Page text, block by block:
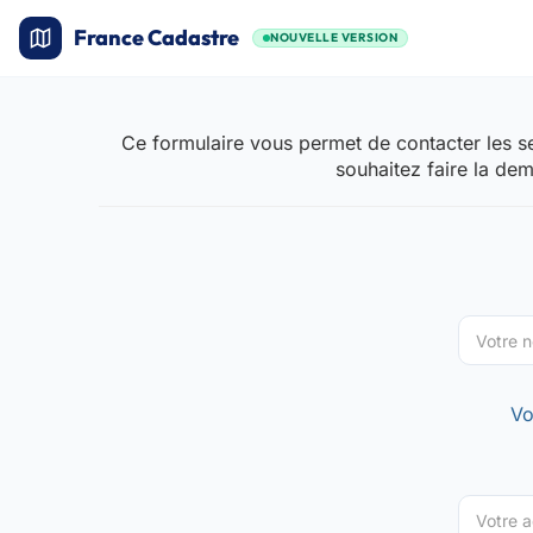
France Cadastre NOUVELLE VERSION
Ce formulaire vous permet de contacter les
souhaitez faire la